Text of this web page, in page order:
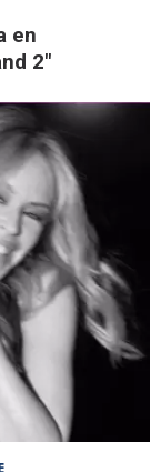
en
2"